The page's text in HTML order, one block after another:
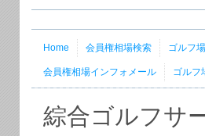
Home 会員権相場検索 ゴルフ
会員権相場インフォメール ゴルフ
綜合ゴルフサ